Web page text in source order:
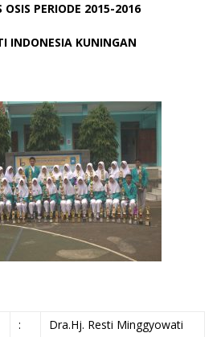
OSIS PERIODE 2015-2016
INDONESIA KUNINGAN
:
Dra.Hj. Resti Minggyowati